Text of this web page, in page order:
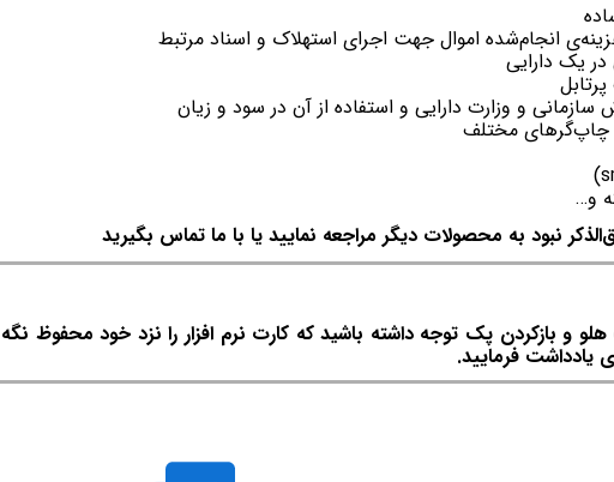
انجام‌شده اموال جهت اجرای استهلاک و اسناد مرتبط
یک دارایی
و وزارت دارایی و استفاده از آن در سود و زیان
چاپ‌گرهای مختلف
و…
نبود به محصولات دیگر مراجعه نمایید یا با ما تماس بگیرید
و بازکردن پک توجه داشته باشید که کارت نرم افزار را نزد خود محفوظ
یادداشت فرمایید.